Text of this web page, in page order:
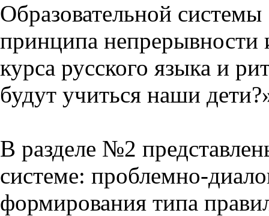
Образовательной
принципа непрерывности
курса русского языка и
будут учиться наши
В разделе №2
системе: проблемно-
формирования типа